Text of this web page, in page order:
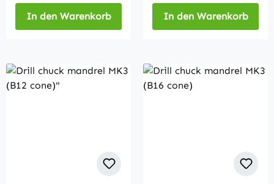
In den Warenkorb In den Warenkorb